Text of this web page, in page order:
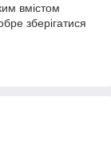
вмістом
зберігатися